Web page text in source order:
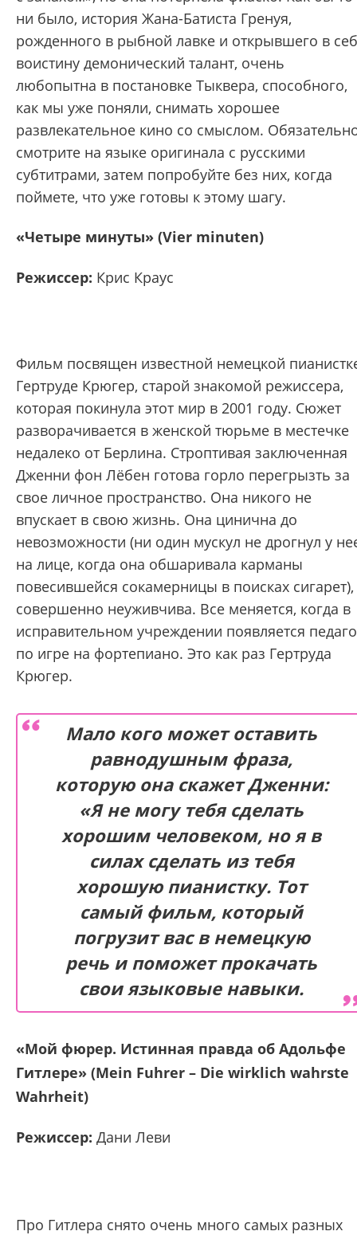
ни было, история Жана-Батиста Гренуя,
рожденного в рыбной лавке и открывшего в
воистину демонический талант, очень
любопытна в постановке Тыквера, способного,
как мы уже поняли, снимать хорошее
развлекательное кино со смыслом.
смотрите на языке оригинала с русскими
субтитрами, затем попробуйте без них, когда
поймете, что уже готовы к этому шагу.
«Четыре минуты» (Vier minuten)
Режиссер: Крис Краус
Фильм посвящен известной немецкой
Гертруде Крюгер, старой знакомой режиссера,
которая покинула этот мир в 2001 году. Сюжет
разворачивается в женской тюрьме в местечке
недалеко от Берлина. Строптивая заключенная
Дженни фон Лёбен готова горло перегрызть за
свое личное пространство. Она никого не
впускает в свою жизнь. Она цинична до
невозможности (ни один мускул не дрогнул у
на лице, когда она обшаривала карманы
повесившейся сокамерницы в поисках сигарет),
совершенно неуживчива. Все меняется, когда в
исправительном учреждении появляется
по игре на фортепиано. Это как раз Гертруда
Крюгер.
Мало кого может оставить
равнодушным фраза,
которую она скажет Дженни:
«Я не могу тебя сделать
хорошим человеком, но я в
силах сделать из тебя
хорошую пианистку. Тот
самый фильм, который
погрузит вас в немецкую
речь и поможет прокачать
свои языковые навыки.
«Мой фюрер. Истинная правда об Адольфе
Гитлере» (Mein Fuhrer – Die wirklich wahrste
Wahrheit)
Режиссер: Дани Леви
Про Гитлера снято очень много самых разных